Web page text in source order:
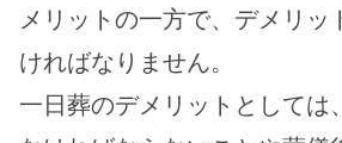
メリットの一方で、デメリッ
ければなりません。
一日葬のデメリットとしては